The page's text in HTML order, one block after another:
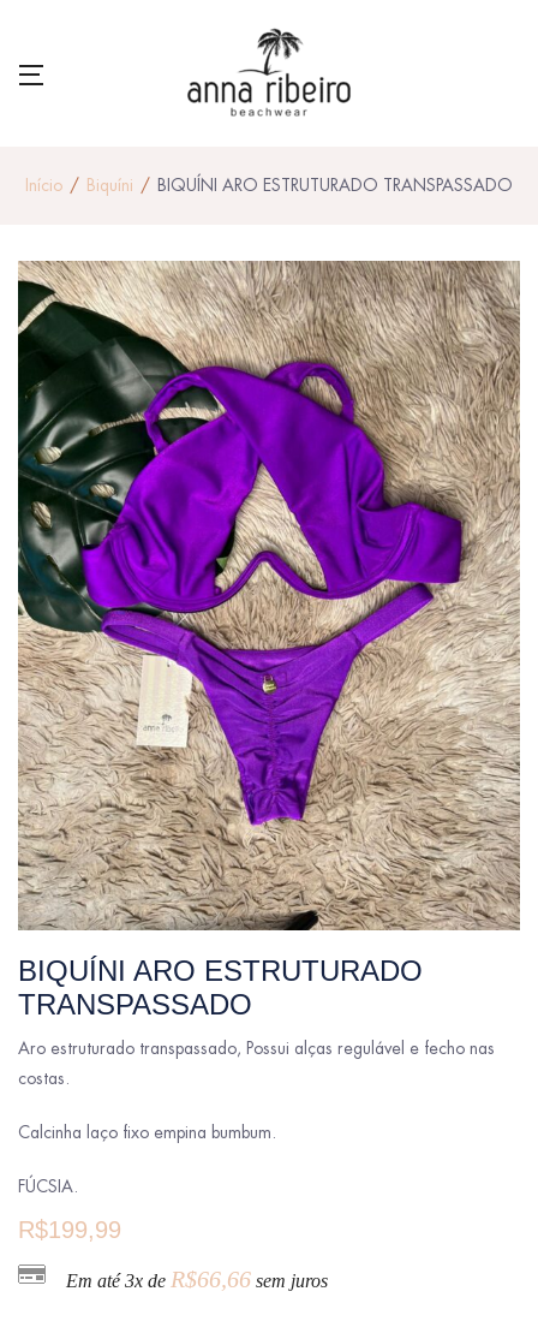
Início Biquíni BIQUÍNI ARO ESTRUTURADO TRANSPASSADO
BIQUÍNI ARO ESTRUTURADO
TRANSPASSADO
Aro estruturado transpassado, Possui alças regulável e fecho nas
costas.
Calcinha laço fixo empina bumbum.
FÚCSIA.
R$199,99
Em até 3x de R$66,66 sem juros